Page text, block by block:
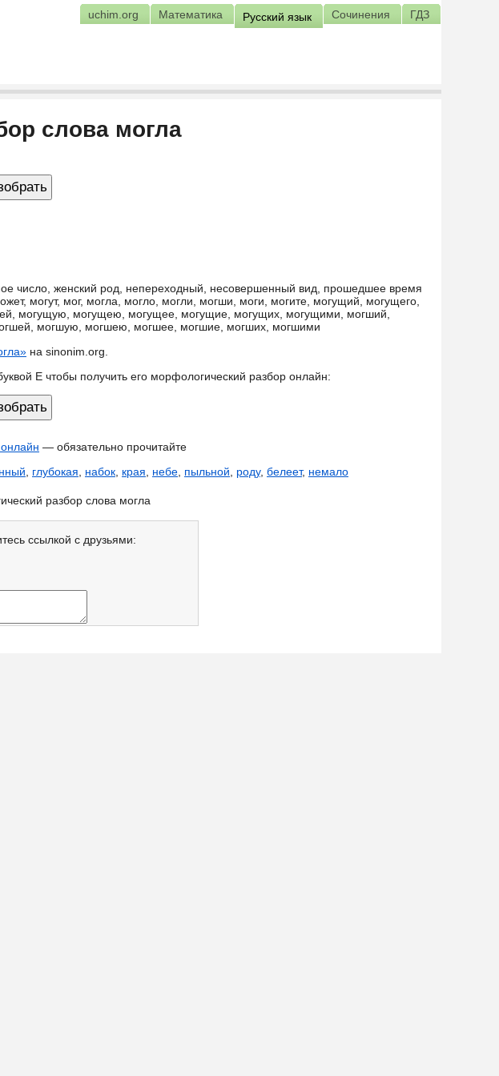
uchim.org Математика Русский язык Сочинения ГДЗ
слова могла
число, женский род, непереходный, несовершенный вид, прошедшее время
могут, мог, могла, могло, могли, могши, моги, могите, могущий, могущего,
могущую, могущею, могущее, могущие, могущих, могущими, могший,
могшую, могшею, могшее, могшие, могших, могшими
на sinonim.org.
Е чтобы получить его морфологический разбор онлайн:
— обязательно прочитайте
глубокая набок края небе пыльной роду, белеет, немало
разбор слова могла
ссылкой с друзьями: